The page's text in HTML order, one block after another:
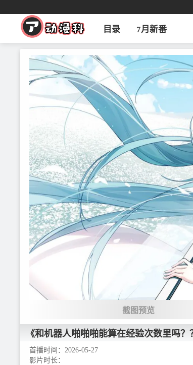
目录 7月新番
截图预览
《和机器人啪啪啪能算在经验次数里吗？
首播时间：2026-05-27
影片时长：